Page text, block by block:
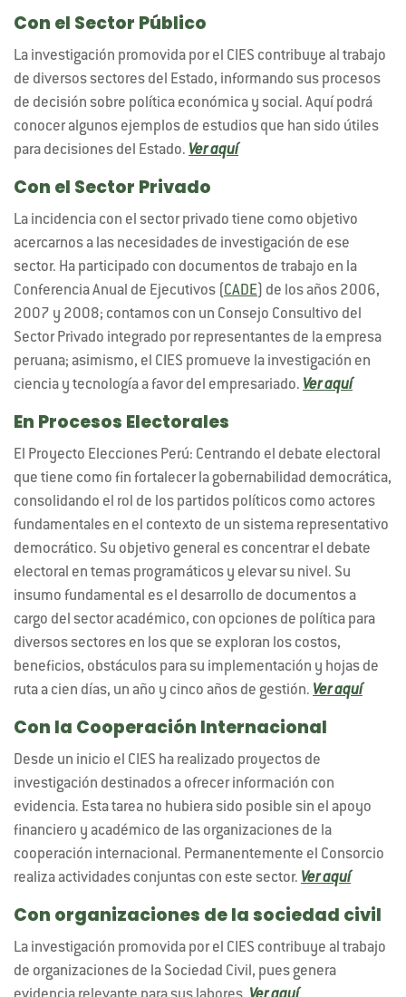
Con el Sector Público
La investigación promovida por el CIES contribuye al trabajo
de diversos sectores del Estado, informando sus procesos
de decisión sobre política económica y social. Aquí podrá
conocer algunos ejemplos de estudios que han sido útiles
para decisiones del Estado. Ver aquí
Con el Sector Privado
La incidencia con el sector privado tiene como objetivo
acercarnos a las necesidades de investigación de ese
sector. Ha participado con documentos de trabajo en la
Conferencia Anual de Ejecutivos ( CADE ) de los años 2006,
2007 y 2008; contamos con un Consejo Consultivo del
Sector Privado integrado por representantes de la empresa
peruana; asimismo, el CIES promueve la investigación en
ciencia y tecnología a favor del empresariado. Ver aquí
En Procesos Electorales
El Proyecto Elecciones Perú: Centrando el debate electoral
que tiene como fin fortalecer la gobernabilidad democrática,
consolidando el rol de los partidos políticos como actores
fundamentales en el contexto de un sistema representativo
democrático. Su objetivo general es concentrar el debate
electoral en temas programáticos y elevar su nivel. Su
insumo fundamental es el desarrollo de documentos a
cargo del sector académico, con opciones de política para
diversos sectores en los que se exploran los costos,
beneficios, obstáculos para su implementación y hojas de
ruta a cien días, un año y cinco años de gestión. Ver aquí
Con la Cooperación Internacional
Desde un inicio el CIES ha realizado proyectos de
investigación destinados a ofrecer información con
evidencia. Esta tarea no hubiera sido posible sin el apoyo
financiero y académico de las organizaciones de la
cooperación internacional. Permanentemente el Consorcio
realiza actividades conjuntas con este sector. Ver aquí
Con organizaciones de la sociedad civil
La investigación promovida por el CIES contribuye al trabajo
de organizaciones de la Sociedad Civil, pues genera